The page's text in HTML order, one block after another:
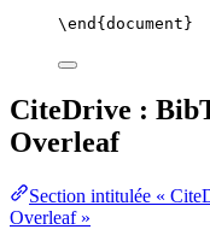
\end { document }
CiteDrive :
Overleaf
Section intitulée «
Overleaf »